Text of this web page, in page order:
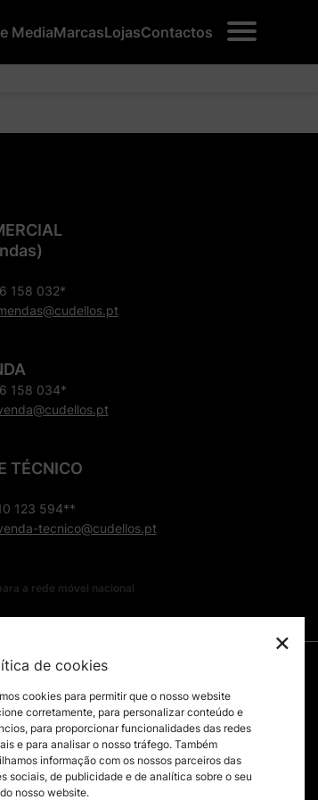
MediaMarcasLojasContactos
158 032*
158 034*
TÉCNICO
123 594**
tecnico@cudellos.pt
a rede móvel nacional
×
de cookies
cookies para permitir que o nosso website
corretamente, para personalizar conteúdo e
para proporcionar funcionalidades das redes
e para analisar o nosso tráfego. Também
informação com os nossos parceiros das
sociais, de publicidade e de analítica sobre o seu
nosso website.